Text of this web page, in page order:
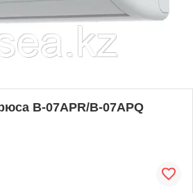
B-07APR/B-07APQ